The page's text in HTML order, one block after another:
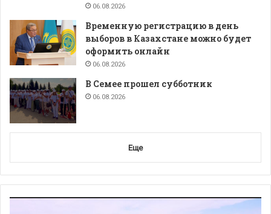
06.08.2026
Временную регистрацию в день
выборов в Казахстане можно будет
оформить онлайн
06.08.2026
В Семее прошел субботник
06.08.2026
Еще